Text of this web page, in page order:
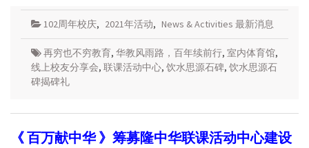
102周年校庆, 2021年活动, News & Activities 最新消息
再穷也不穷教育, 华教风雨路，百年续前行, 室内体育馆,
线上校友分享会, 联课活动中心, 饮水思源石碑, 饮水思源石
碑揭碑礼
《 百万献中华 》筹募隆中华联课活动中心建设